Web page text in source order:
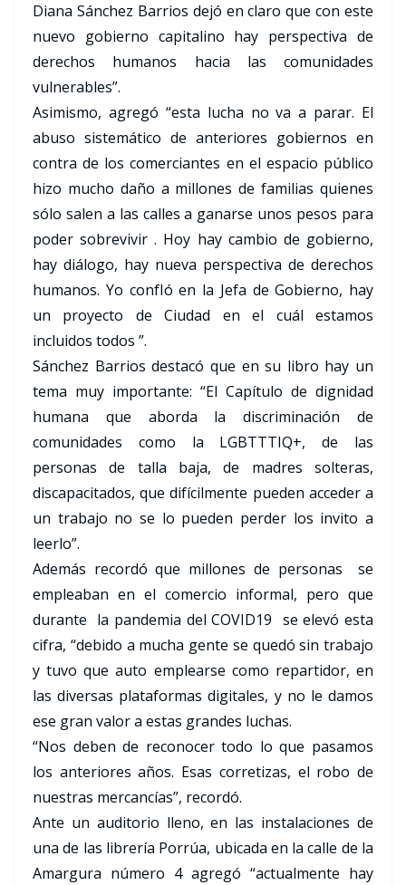
Diana Sánchez Barrios dejó en claro que con este
nuevo gobierno capitalino hay perspectiva de
derechos humanos hacia las comunidades
vulnerables”.
Asimismo, agregó “esta lucha no va a parar. El
abuso sistemático de anteriores gobiernos en
contra de los comerciantes en el espacio público
hizo mucho daño a millones de familias quienes
sólo salen a las calles a ganarse unos pesos para
poder sobrevivir . Hoy hay cambio de gobierno,
hay diálogo, hay nueva perspectiva de derechos
humanos. Yo confIó en la Jefa de Gobierno, hay
un proyecto de Ciudad en el cuál estamos
incluidos todos ”.
Sánchez Barrios destacó que en su libro hay un
tema muy importante: “El Capítulo de dignidad
humana que aborda la discriminación de
comunidades como la LGBTTTIQ+, de las
personas de talla baja, de madres solteras,
discapacitados, que difícilmente pueden acceder a
un trabajo no se lo pueden perder los invito a
leerlo”.
Además recordó que millones de personas se
empleaban en el comercio informal, pero que
durante la pandemia del COVID19 se elevó esta
cifra, “debido a mucha gente se quedó sin trabajo
y tuvo que auto emplearse como repartidor, en
las diversas plataformas digitales, y no le damos
ese gran valor a estas grandes luchas.
“Nos deben de reconocer todo lo que pasamos
los anteriores años. Esas corretizas, el robo de
nuestras mercancías”, recordó.
Ante un auditorio lleno, en las instalaciones de
una de las librería Porrúa, ubicada en la calle de la
Amargura número 4 agregó “actualmente hay